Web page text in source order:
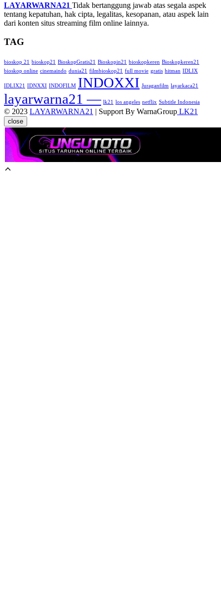
LAYARWARNA21 Tidak bertanggung jawab atas segala aspek
tentang kepatuhan, hak cipta, legalitas, kesopanan, atau aspek lain
dari konten situs streaming film online lainnya.
TAG
bioskop 21 bioskop21 BioskopGratis21 Bioskopin21 bioskopkeren Bioskopkeren21
bioskop online cinemaindo dunia21 filmbioskop21 full movie gratis hitman IDLIX
IDLIX21 IDNXXI INDOFILM INDOXXI Juraganfilm layarkaca21
layarwarna21 — lk21 los angeles netflix Subtitle Indonesia
© 2023 LAYARWARNA21 | Support By WarnaGroup LK21
close